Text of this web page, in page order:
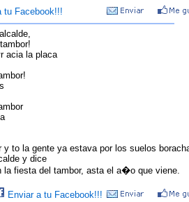
tu Facebook!!!
acia la placa
y to la gente ya estava por los suelos
y dice
fiesta del tambor, asta el a�o que viene.
Enviar a tu Facebook!!!